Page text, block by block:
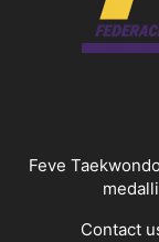
Feve
Contact